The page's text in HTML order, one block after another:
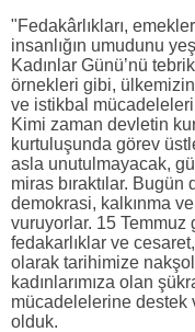
"Fedakârlıkları,
insanlığın umudunu
Kadınlar Günü’nü
örnekleri gibi, ülkemizin
ve istikbal
Kimi zaman devletin
kurtuluşunda görev
asla unutulmayacak,
miras bıraktılar. Bugün
demokrasi, kalkınma
vuruyorlar. 15 Temmuz
fedakarlıklar ve
olarak tarihimize
kadınlarımıza olan
mücadelelerine destek
olduk.